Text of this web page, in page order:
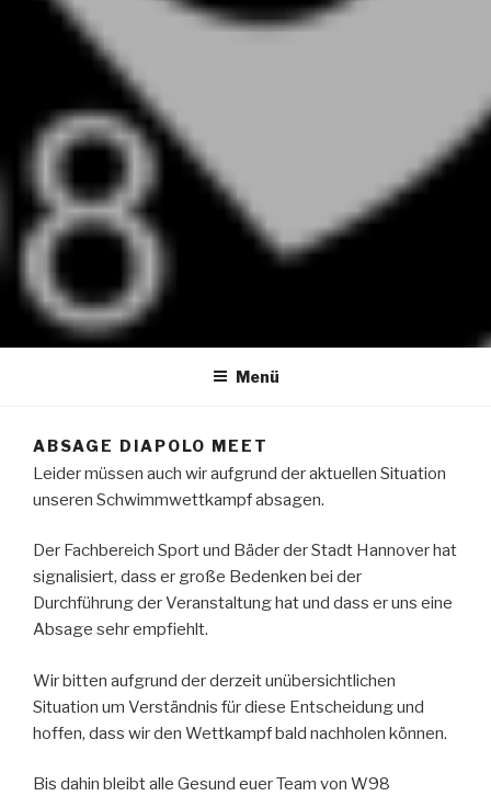
W98 HANNOVER MEET
30. März – 31. März 2019
Menü
ABSAGE DIAPOLO MEET
Leider müssen auch wir aufgrund der aktuellen Situation
unseren Schwimmwettkampf absagen.
Der Fachbereich Sport und Bäder der Stadt Hannover hat
signalisiert, dass er große Bedenken bei der
Durchführung der Veranstaltung hat und dass er uns eine
Absage sehr empfiehlt.
Wir bitten aufgrund der derzeit unübersichtlichen
Situation um Verständnis für diese Entscheidung und
hoffen, dass wir den Wettkampf bald nachholen können.
Bis dahin bleibt alle Gesund euer Team von W98